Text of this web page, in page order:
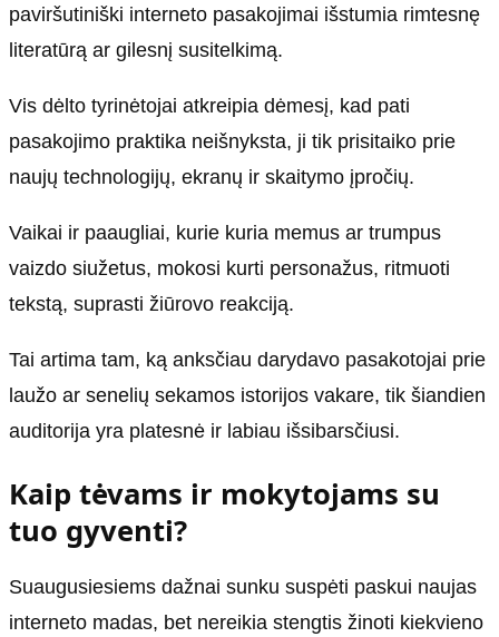
paviršutiniški interneto pasakojimai išstumia rimtesnę
literatūrą ar gilesnį susitelkimą.
Vis dėlto tyrinėtojai atkreipia dėmesį, kad pati
pasakojimo praktika neišnyksta, ji tik prisitaiko prie
naujų technologijų, ekranų ir skaitymo įpročių.
Vaikai ir paaugliai, kurie kuria memus ar trumpus
vaizdo siužetus, mokosi kurti personažus, ritmuoti
tekstą, suprasti žiūrovo reakciją.
Tai artima tam, ką anksčiau darydavo pasakotojai prie
laužo ar senelių sekamos istorijos vakare, tik šiandien
auditorija yra platesnė ir labiau išsibarsčiusi.
Kaip tėvams ir mokytojams su
tuo gyventi?
Suaugusiesiems dažnai sunku suspėti paskui naujas
interneto madas, bet nereikia stengtis žinoti kiekvieno